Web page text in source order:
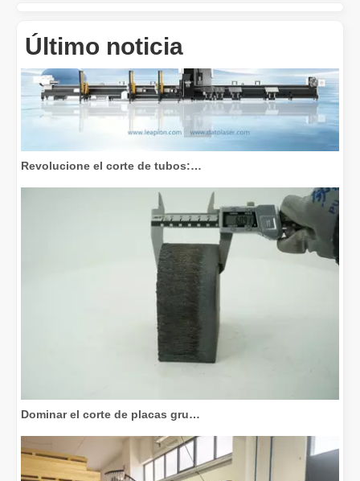
Último noticia
Revolucione el corte de tubos: cómo las máquinas cortadoras de tubos por láser transforman la fabricación
Dominar el corte de placas gruesas: cómo las máquinas de corte por láser de fibra revolucionan la fabricación